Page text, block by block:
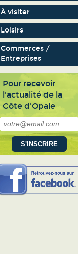
À visiter
Loisirs
Commerces /
Entreprises
Pour recevoir
l'actualité de la
Côte d'Opale